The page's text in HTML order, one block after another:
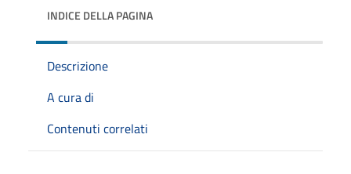
INDICE DELLA PAGINA
Descrizione
A cura di
Contenuti correlati